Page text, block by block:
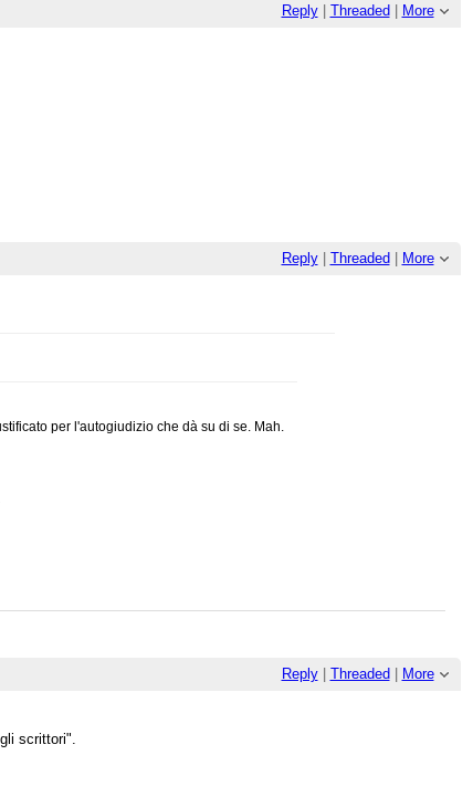
Reply| Threaded More
Reply| Threaded More
per l'autogiudizio che dà su di se. Mah.
Reply| Threaded More
scrittori".